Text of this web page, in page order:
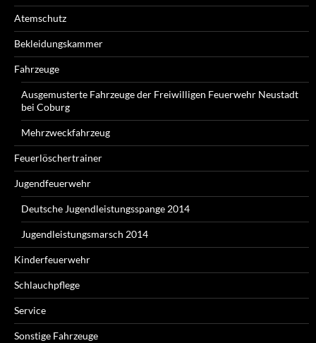
Atemschutz
Bekleidungskammer
Fahrzeuge
Ausgemusterte Fahrzeuge der Freiwilligen Feuerwehr Neustadt
bei Coburg
Mehrzweckfahrzeug
Feuerlöschertrainer
Jugendfeuerwehr
Deutsche Jugendleistungsspange 2014
Jugendleistungsmarsch 2014
Kinderfeuerwehr
Schlauchpflege
Service
Sonstige Fahrzeuge